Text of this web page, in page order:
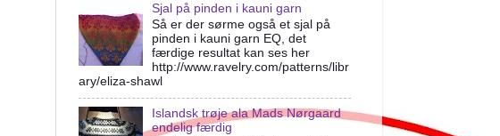
Sjal på pinden i kauni garn
Så er der sørme også et sjal på
pinden i kauni garn EQ, det
færdige resultat kan ses her
http://www.ravelry.com/patterns/libr
ary/eliza-shawl
Islandsk trøje ala Mads Nørgaard
endelig færdig